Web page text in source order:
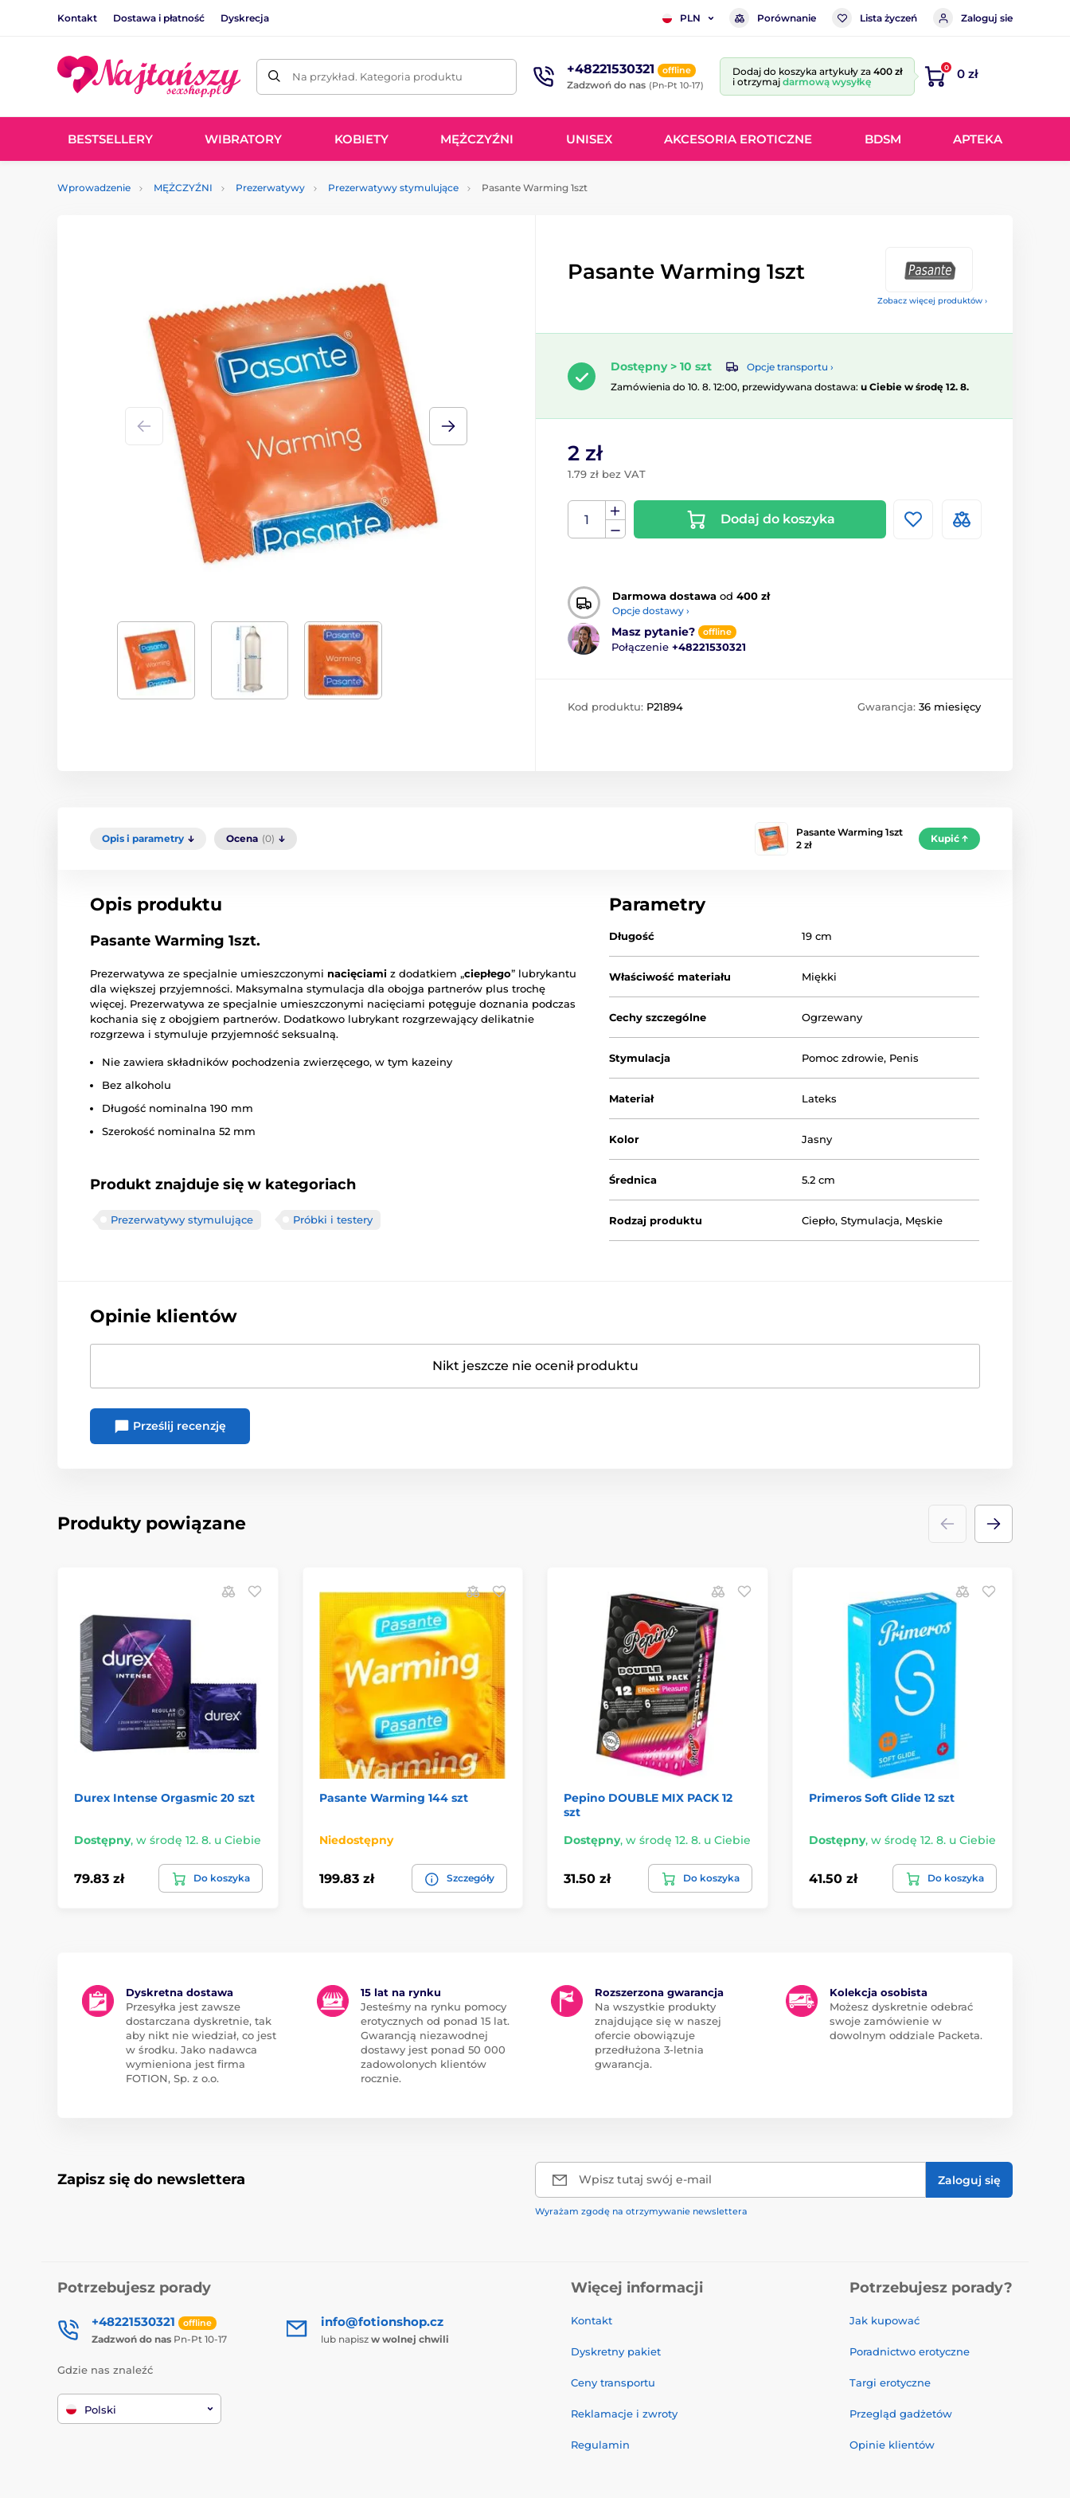
Kontakt Dostawa i płatność Dyskrecja PLN Porównanie Lista życzeń Zaloguj sie
Na przykład. Kategoria produktu +48221530321 offline
Zadzwoń do nas (Pn-Pt 10-17)
Dodaj do koszyka artykuły za 400 zł
i otrzymaj darmową wysyłkę
0 0 zł
BESTSELLERY WIBRATORY KOBIETY MĘŻCZYŹNI UNISEX AKCESORIA EROTICZNE BDSM APTEKA
Wprowadzenie MĘŻCZYŹNI Prezerwatywy Prezerwatywy stymulujące Pasante Warming 1szt
Zobacz więcej produktów ›
Pasante Warming 1szt
Dostępny > 10 szt
Opcje transportu ›
Zamówienia do 10. 8. 12:00, przewidywana dostawa: u Ciebie w środę 12. 8.
2 zł
1.79 zł bez VAT
Dodaj do koszyka
Darmowa dostawa od 400 zł
Opcje dostawy ›
Masz pytanie? offline
Połączenie +48221530321
Kod produktu: P21894 Gwarancja: 36 miesięcy
Opis i parametry Ocena (0)
Pasante Warming 1szt
2 zł
Kupić
Opis produktu
Pasante Warming 1szt.
Prezerwatywa ze specjalnie umieszczonymi nacięciami z dodatkiem „ciepłego” lubrykantu
dla większej przyjemności. Maksymalna stymulacja dla obojga partnerów plus trochę
więcej. Prezerwatywa ze specjalnie umieszczonymi nacięciami potęguje doznania podczas
kochania się z obojgiem partnerów. Dodatkowo lubrykant rozgrzewający delikatnie
rozgrzewa i stymuluje przyjemność seksualną.
Nie zawiera składników pochodzenia zwierzęcego, w tym kazeiny
Bez alkoholu
Długość nominalna 190 mm
Szerokość nominalna 52 mm
Produkt znajduje się w kategoriach
Prezerwatywy stymulujące Próbki i testery
Parametry
Długość 19 cm
Właściwość materiału Miękki
Cechy szczególne Ogrzewany
Stymulacja Pomoc zdrowie, Penis
Materiał Lateks
Kolor Jasny
Średnica 5.2 cm
Rodzaj produktu Ciepło,Stymulacja, Męskie
Opinie klientów
Nikt jeszcze nie ocenił produktu
Prześlij recenzję
Produkty powiązane
Durex Intense Orgasmic 20 szt
Dostępny, w środę 12. 8. u Ciebie
79.83 zł Do koszyka
Pasante Warming 144 szt
Niedostępny
199.83 zł Szczegóły
Pepino DOUBLE MIX PACK 12
szt
Dostępny, w środę 12. 8. u Ciebie
31.50 zł Do koszyka
Primeros Soft Glide 12 szt
Dostępny, w środę 12. 8. u Ciebie
41.50 zł Do koszyka
Dyskretna dostawa
Przesyłka jest zawsze
dostarczana dyskretnie, tak
aby nikt nie wiedział, co jest
w środku. Jako nadawca
wymieniona jest firma
FOTION, Sp. z o.o.
15 lat na rynku
Jesteśmy na rynku pomocy
erotycznych od ponad 15 lat.
Gwarancją niezawodnej
dostawy jest ponad 50 000
zadowolonych klientów
rocznie.
Rozszerzona gwarancja
Na wszystkie produkty
znajdujące się w naszej
ofercie obowiązuje
przedłużona 3-letnia
gwarancja.
Kolekcja osobista
Możesz dyskretnie odebrać
swoje zamówienie w
dowolnym oddziale Packeta.
Zapisz się do newslettera Wpisz tutaj swój e-mail Zaloguj się
Wyrażam zgodę na otrzymywanie newslettera
Potrzebujesz porady
+48221530321 offline
Zadzwoń do nas Pn-Pt 10-17
info@fotionshop.cz
lub napisz w wolnej chwili
Gdzie nas znaleźć
Polski
Więcej informacji
Kontakt
Dyskretny pakiet
Ceny transportu
Reklamacje i zwroty
Regulamin
Potrzebujesz porady?
Jak kupować
Poradnictwo erotyczne
Targi erotyczne
Przegląd gadżetów
Opinie klientów